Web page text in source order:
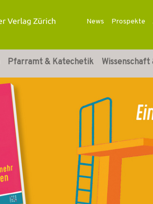
News Prospekte
Pfarramt & Katechetik